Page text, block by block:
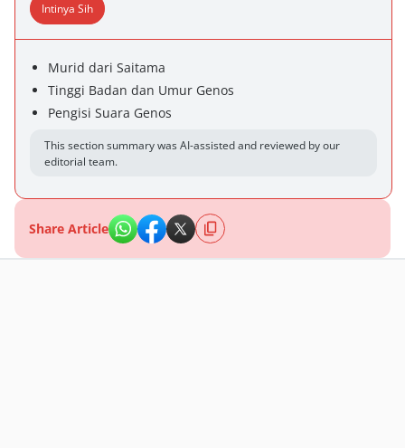
Intinya Sih
Murid dari Saitama
Tinggi Badan dan Umur Genos
Pengisi Suara Genos
This section summary was AI-assisted and reviewed by our
editorial team.
Share Article